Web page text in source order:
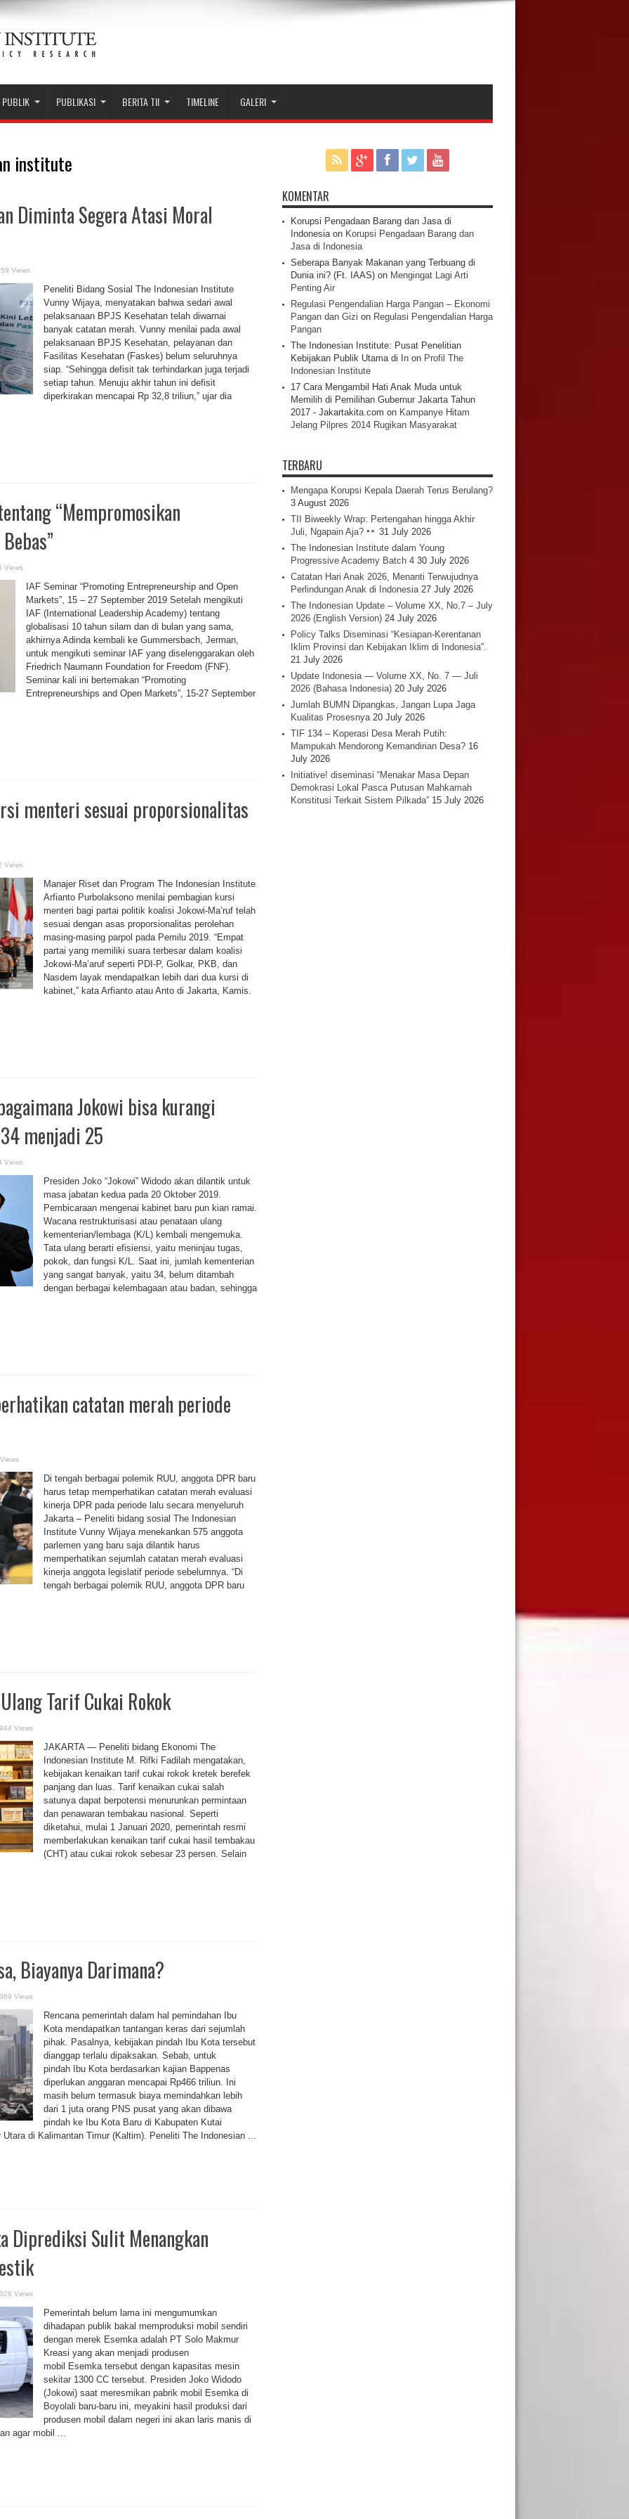
PUBLIK PUBLIKASI BERITA TII TIMELINE GALERI
institute
Diminta Segera Atasi Moral
Views
Peneliti Bidang Sosial The Indonesian Institute
Vunny Wijaya, menyatakan bahwa sedari awal
pelaksanaan BPJS Kesehatan telah diwarnai
banyak catatan merah. Vunny menilai pada awal
pelaksanaan BPJS Kesehatan, pelayanan dan
Fasilitas Kesehatan (Faskes) belum seluruhnya
siap. “Sehingga defisit tak terhindarkan juga terjadi
setiap tahun. Menuju akhir tahun ini defisit
diperkirakan mencapai Rp 32,8 triliun,” ujar dia
“Mempromosikan
Views
IAF Seminar “Promoting Entrepreneurship and Open
Markets”, 15 – 27 September 2019 Setelah mengikuti
IAF (International Leadership Academy) tentang
globalisasi 10 tahun silam dan di bulan yang sama,
akhirnya Adinda kembali ke Gummersbach, Jerman,
untuk mengikuti seminar IAF yang diselenggarakan oleh
Friedrich Naumann Foundation for Freedom (FNF).
Seminar kali ini bertemakan “Promoting
Entrepreneurships and Open Markets”, 15-27 September
menteri sesuai proporsionalitas
Views
Manajer Riset dan Program The Indonesian Institute
Arfianto Purbolaksono menilai pembagian kursi
menteri bagi partai politik koalisi Jokowi-Ma’ruf telah
sesuai dengan asas proporsionalitas perolehan
masing-masing parpol pada Pemilu 2019. “Empat
partai yang memiliki suara terbesar dalam koalisi
Jokowi-Ma’aruf seperti PDI-P, Golkar, PKB, dan
Nasdem layak mendapatkan lebih dari dua kursi di
kabinet,” kata Arfianto atau Anto di Jakarta, Kamis.
Jokowi bisa kurangi
menjadi 25
Views
Presiden Joko “Jokowi” Widodo akan dilantik untuk
masa jabatan kedua pada 20 Oktober 2019.
Pembicaraan mengenai kabinet baru pun kian ramai.
Wacana restrukturisasi atau penataan ulang
kementerian/lembaga (K/L) kembali mengemuka.
Tata ulang berarti efisiensi, yaitu meninjau tugas,
pokok, dan fungsi K/L. Saat ini, jumlah kementerian
yang sangat banyak, yaitu 34, belum ditambah
dengan berbagai kelembagaan atau badan, sehingga
catatan merah periode
Di tengah berbagai polemik RUU, anggota DPR baru
harus tetap memperhatikan catatan merah evaluasi
kinerja DPR pada periode lalu secara menyeluruh
Jakarta – Peneliti bidang sosial The Indonesian
Institute Vunny Wijaya menekankan 575 anggota
parlemen yang baru saja dilantik harus
memperhatikan sejumlah catatan merah evaluasi
kinerja anggota legislatif periode sebelumnya. “Di
tengah berbagai polemik RUU, anggota DPR baru
Tarif Cukai Rokok
Views
JAKARTA — Peneliti bidang Ekonomi The
Indonesian Institute M. Rifki Fadilah mengatakan,
kebijakan kenaikan tarif cukai rokok kretek berefek
panjang dan luas. Tarif kenaikan cukai salah
satunya dapat berpotensi menurunkan permintaan
dan penawaran tembakau nasional. Seperti
diketahui, mulai 1 Januari 2020, pemerintah resmi
memberlakukan kenaikan tarif cukai hasil tembakau
(CHT) atau cukai rokok sebesar 23 persen. Selain
Biayanya Darimana?
Views
Rencana pemerintah dalam hal pemindahan Ibu
Kota mendapatkan tantangan keras dari sejumlah
pihak. Pasalnya, kebijakan pindah Ibu Kota tersebut
dianggap terlalu dipaksakan. Sebab, untuk
pindah Ibu Kota berdasarkan kajian Bappenas
diperlukan anggaran mencapai Rp466 triliun. Ini
masih belum termasuk biaya memindahkan lebih
dari 1 juta orang PNS pusat yang akan dibawa
pindah ke Ibu Kota Baru di Kabupaten Kutai
di Kalimantan Timur (Kaltim). Peneliti The Indonesian ...
Diprediksi Sulit Menangkan
Views
Pemerintah belum lama ini mengumumkan
dihadapan publik bakal memproduksi mobil sendiri
dengan merek Esemka adalah PT Solo Makmur
Kreasi yang akan menjadi produsen
mobil Esemka tersebut dengan kapasitas mesin
sekitar 1300 CC tersebut. Presiden Joko Widodo
(Jokowi) saat meresmikan pabrik mobil Esemka di
Boyolali baru-baru ini, meyakini hasil produksi dari
produsen mobil dalam negeri ini akan laris manis di
agar mobil ...
KOMENTAR
Korupsi Pengadaan Barang dan Jasa di
Indonesiaon Korupsi Pengadaan Barang dan
Jasa di Indonesia
Seberapa Banyak Makanan yang Terbuang di
Dunia ini? (Ft. IAAS)on Mengingat Lagi Arti
Penting Air
Regulasi Pengendalian Harga Pangan – Ekonomi
Pangan dan Gizi on Regulasi Pengendalian Harga
Pangan
The Indonesian Institute: Pusat Penelitian
Kebijakan Publik Utama di Inon Profil The
Indonesian Institute
17 Cara Mengambil Hati Anak Muda untuk
Memilih di Pemilihan Gubernur Jakarta Tahun
2017 - Jakartakita.com on Kampanye Hitam
Jelang Pilpres 2014 Rugikan Masyarakat
TERBARU
Mengapa Korupsi Kepala Daerah Terus Berulang?
3 August 2026
TII Biweekly Wrap: Pertengahan hingga Akhir
Juli, Ngapain Aja?
31 July 2026
The Indonesian Institute dalam Young
Progressive Academy Batch 4 30 July 2026
Catatan Hari Anak 2026, Menanti Terwujudnya
Perlindungan Anak di Indonesia 27 July 2026
The Indonesian Update – Volume XX, No.7 – July
2026 (English Version) 24 July 2026
Policy Talks Diseminasi “Kesiapan-Kerentanan
Iklim Provinsi dan Kebijakan Iklim di Indonesia”.
21 July 2026
Update Indonesia — Volume XX, No. 7 — Juli
2026 (Bahasa Indonesia) 20 July 2026
Jumlah BUMN Dipangkas, Jangan Lupa Jaga
Kualitas Prosesnya 20 July 2026
TIF 134 – Koperasi Desa Merah Putih:
Mampukah Mendorong Kemandirian Desa? 16
July 2026
Initiative! diseminasi “Menakar Masa Depan
Demokrasi Lokal Pasca Putusan Mahkamah
Konstitusi Terkait Sistem Pilkada” 15 July 2026